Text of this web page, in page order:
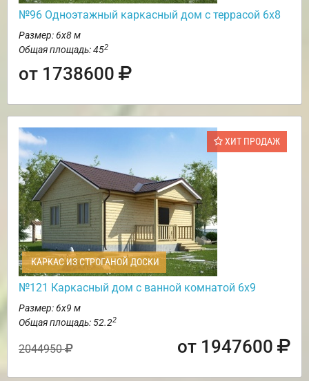
№96 Одноэтажный каркасный дом с террасой 6х8
Размер: 6х8 м
Общая площадь: 452
от 1738600
ХИТ ПРОДАЖ
КАРКАС ИЗ СТРОГАНОЙ ДОСКИ
№121 Каркасный дом с ванной комнатой 6х9
Размер: 6х9 м
Общая площадь: 52.22
2044950 от 1947600